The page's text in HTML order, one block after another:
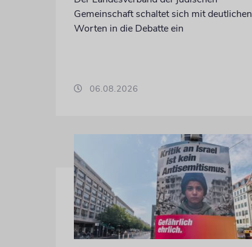
Gemeinschaft schaltet sich mit deutlichen
Worten in die Debatte ein
06.08.2026